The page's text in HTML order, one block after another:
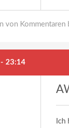
von Kommentaren
23:14
Ich